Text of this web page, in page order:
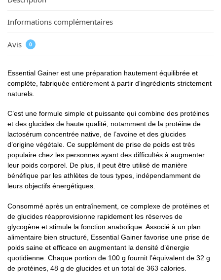
Informations complémentaires
Avis 0
Essential Gainer est une préparation hautement équilibrée et
complète, fabriquée entièrement à partir d’ingrédients strictement
naturels.
C’est une formule simple et puissante qui combine des protéines
et des glucides de haute qualité, notamment de la protéine de
lactosérum concentrée native, de l’avoine et des glucides
d’origine végétale. Ce supplément de prise de poids est très
populaire chez les personnes ayant des difficultés à augmenter
leur poids corporel. De plus, il peut être utilisé de manière
bénéfique par les athlètes de tous types, indépendamment de
leurs objectifs énergétiques.
Consommé après un entraînement, ce complexe de protéines et
de glucides réapprovisionne rapidement les réserves de
glycogène et stimule la fonction anabolique. Associé à un plan
alimentaire bien structuré, Essential Gainer favorise une prise de
poids saine et efficace en augmentant la densité d’énergie
quotidienne. Chaque portion de 100 g fournit l’équivalent de 32 g
de protéines, 48 g de glucides et un total de 363 calories.